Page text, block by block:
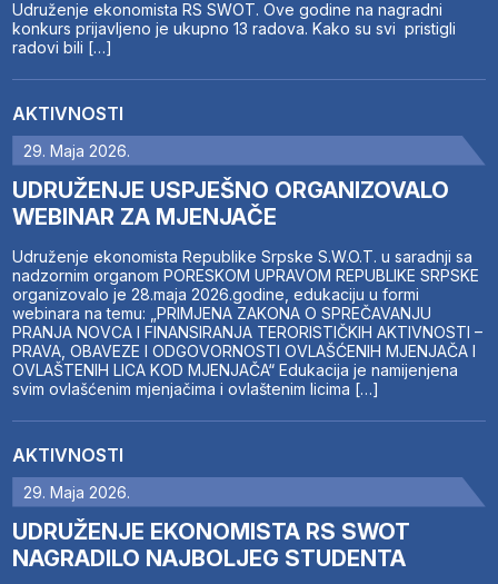
Udruženje ekonomista RS SWOT. Ove godine na nagradni
konkurs prijavljeno je ukupno 13 radova. Kako su svi pristigli
radovi bili […]
AKTIVNOSTI
29. Maja 2026.
UDRUŽENJE USPJEŠNO ORGANIZOVALO
WEBINAR ZA MJENJAČE
Udruženje ekonomista Republike Srpske S.W.O.T. u saradnji sa
nadzornim organom PORESKOM UPRAVOM REPUBLIKE SRPSKE
organizovalo je 28.maja 2026.godine, edukaciju u formi
webinara na temu: „PRIMJENA ZAKONA O SPREČAVANJU
PRANJA NOVCA I FINANSIRANJA TERORISTIČKIH AKTIVNOSTI –
PRAVA, OBAVEZE I ODGOVORNOSTI OVLAŠĆENIH MJENJAČA I
OVLAŠTENIH LICA KOD MJENJAČA“ Edukacija je namijenjena
svim ovlašćenim mjenjačima i ovlaštenim licima […]
AKTIVNOSTI
29. Maja 2026.
UDRUŽENJE EKONOMISTA RS SWOT
NAGRADILO NAJBOLJEG STUDENTA